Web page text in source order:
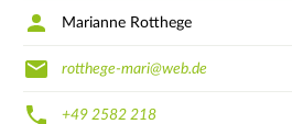
Marianne Rotthege
rotthege-mari@web.de
+49 2582 218